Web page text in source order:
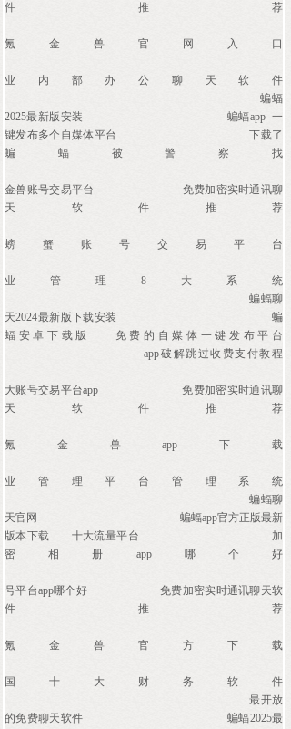
件推荐
氪金兽官网入口
业内部办公聊天软件
蝙蝠
2025最新版安装
蝙蝠app 一
键发布多个自媒体平台
下载了
蝙蝠被警察找
金兽账号交易平台
免费加密实时通讯聊
天软件推荐
螃蟹账号交易平台
业管理8大系统
蝙蝠聊
天2024最新版下载安装
蝙
蝠安卓下载版
免费的自媒体一键发布平台
app破解跳过收费支付教程
大账号交易平台app
免费加密实时通讯聊
天软件推荐
氪金兽app下载
业管理平台管理系统
蝙蝠聊
天官网
蝙蝠app官方正版最新
版本下载
十大流量平台
加
密相册app哪个好
号平台app哪个好
免费加密实时通讯聊天软
件推荐
氪金兽官方下载
国十大财务软件
最开放
的免费聊天软件
蝙蝠2025最